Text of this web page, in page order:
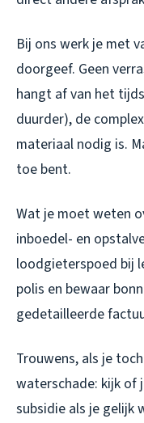
Bij ons werk je met
doorgeef. Geen
hangt af van het
duurder), de
materiaal nodig is.
toe bent.
Wat je moet weten
inboedel- en
loodgieterspoed bij
polis en bewaar
gedetailleerde
Trouwens, als je
waterschade: kijk of
subsidie als je gelijk